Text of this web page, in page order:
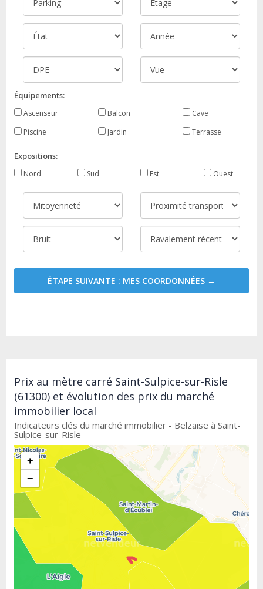
Équipements:
Ascenseur Balcon
Cave
Piscine
Jardin Terrasse
Expositions:
Nord Sud Est Ouest
ÉTAPE SUIVANTE : MES COORDONNÉES →
Prix au mètre carré Saint-Sulpice-sur-Risle
(61300) et évolution des prix du marché
immobilier local
Indicateurs clés du marché immobilier - Belzaise à Saint-
Sulpice-sur-Risle
+
−